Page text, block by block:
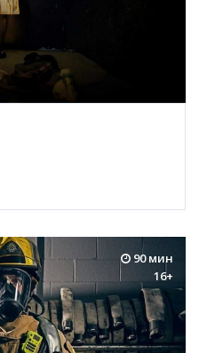
90 мин
16+